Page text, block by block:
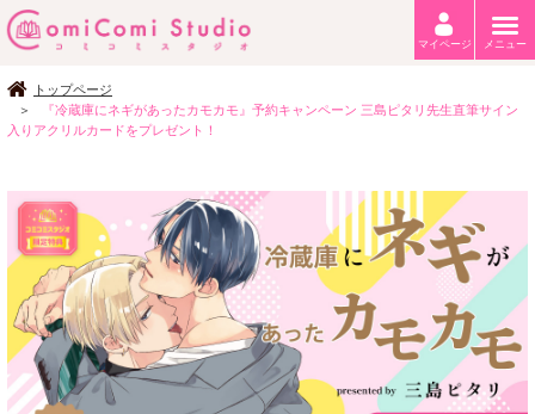
トップページ
『冷蔵庫にネギがあったカモカモ』予約キャンペーン 三島ピタリ先生直筆サイン
入りアクリルカードをプレゼント！
マイページ メニュー